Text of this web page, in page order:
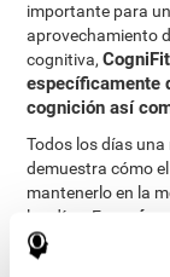
importante para
aprovechamiento
cognitiva,
específicamente
cognición así
Todos los días
demuestra cómo
mantenerlo en la
los días. Es un
músculo con el
denomina